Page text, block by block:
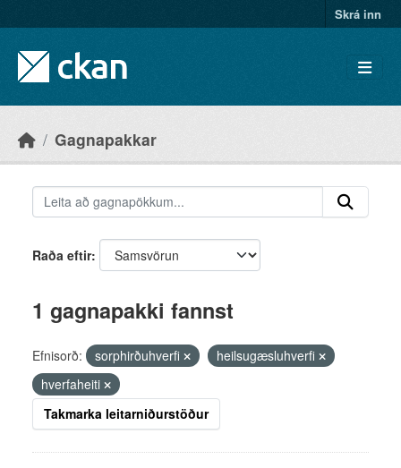
Skrá inn
Gagnapakkar
Raða eftir
1 gagnapakki fannst
Efnisorð: sorphirðuhverfi
heilsugæsluhverfi
hverfaheiti
Takmarka leitarniðurstöður